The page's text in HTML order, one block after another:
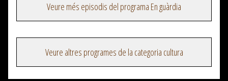
Veure més episodis del programa En guàrdia
Veure altres programes de la categoria cultura